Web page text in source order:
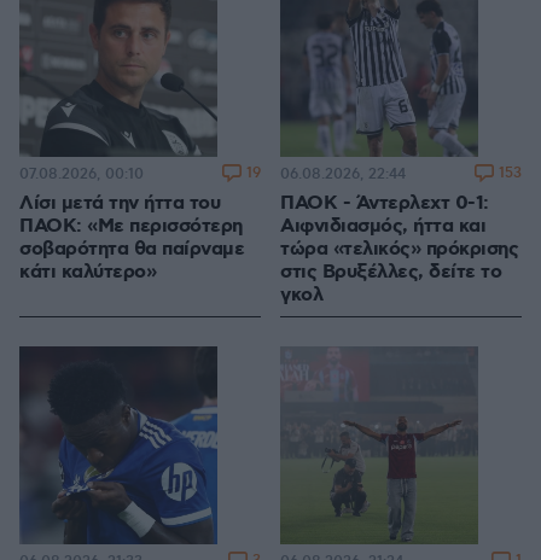
Λίσι μετά την ήττα του
ΠΑΟΚ: «Με περισσότερη
σοβαρότητα θα παίρναμε
κάτι καλύτερο»
07.08.2026, 00:10 19
ΠΑΟΚ - Άντερλεχτ 0-1:
Αιφνιδιασμός, ήττα και
τώρα «τελικός» πρόκρισης
στις Βρυξέλλες, δείτε το
γκολ
06.08.2026, 22:44 153